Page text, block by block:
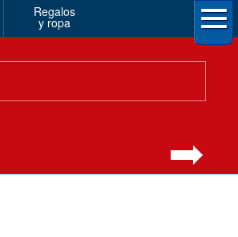
Regalos
y ropa